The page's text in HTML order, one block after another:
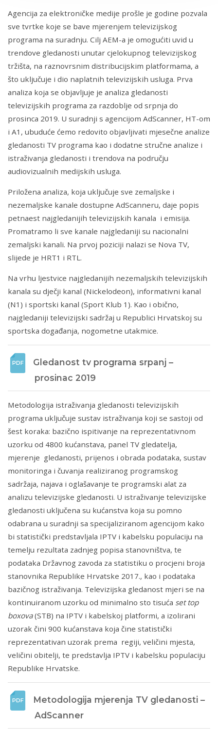
Agencija za elektroničke medije prošle je godine pozvala
sve tvrtke koje se bave mjerenjem televizijskog
programa na suradnju. Cilj AEM-a je omogućiti uvid u
trendove gledanosti unutar cjelokupnog televizijskog
tržišta, na raznovrsnim distribucijskim platformama, a
što uključuje i dio naplatnih televizijskih usluga. Prva
analiza koja se objavljuje je analiza gledanosti
televizijskih programa za razdoblje od srpnja do
prosinca 2019. U suradnji s agencijom AdScanner, HT-om
i A1, ubuduće ćemo redovito objavljivati mjesečne analize
gledanosti TV programa kao i dodatne stručne analize i
istraživanja gledanosti i trendova na području
audiovizualnih medijskih usluga.
Priložena analiza, koja uključuje sve zemaljske i
nezemaljske kanale dostupne AdScanneru, daje popis
petnaest najgledanijih televizijskih kanala i emisija.
Promatramo li sve kanale najgledaniji su nacionalni
zemaljski kanali. Na prvoj poziciji nalazi se Nova TV,
slijede je HRT1 i RTL.
Na vrhu ljestvice najgledanijih nezemaljskih televizijskih
kanala su dječji kanal (Nickelodeon), informativni kanal
(N1) i sportski kanal (Sport Klub 1). Kao i obično,
najgledaniji televizijski sadržaj u Republici Hrvatskoj su
sportska događanja, nogometne utakmice.
Gledanost tv programa srpanj –
prosinac 2019
Metodologija istraživanja gledanosti televizijskih
programa uključuje sustav istraživanja koji se sastoji od
šest koraka: bazično ispitivanje na reprezentativnom
uzorku od 4800 kućanstava, panel TV gledatelja,
mjerenje gledanosti, prijenos i obrada podataka, sustav
monitoringa i čuvanja realiziranog programskog
sadržaja, najava i oglašavanje te programski alat za
analizu televizijske gledanosti. U istraživanje televizijske
gledanosti uključena su kućanstva koja su pomno
odabrana u suradnji sa specijaliziranom agencijom kako
bi statistički predstavljala IPTV i kabelsku populaciju na
temelju rezultata zadnjeg popisa stanovništva, te
podataka Državnog zavoda za statistiku o procjeni broja
stanovnika Republike Hrvatske 2017., kao i podataka
bazičnog istraživanja. Televizijska gledanost mjeri se na
kontinuiranom uzorku od minimalno sto tisuća set top
boxova(STB) na IPTV i kabelskoj platformi, a izolirani
uzorak čini 900 kućanstava koja čine statistički
reprezentativan uzorak prema regiji, veličini mjesta,
veličini obitelji, te predstavlja IPTV i kabelsku populaciju
Republike Hrvatske.
Metodologija mjerenja TV gledanosti –
AdScanner